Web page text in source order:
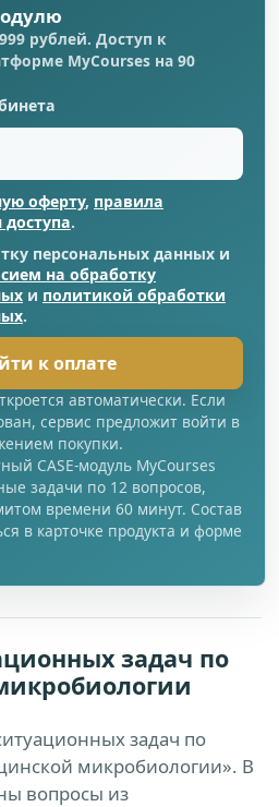
рублей. Доступ к
MyCourses на 90
оферту, правила
доступа.
персональных данных и
на обработку
и политикой обработки
.
к оплате
автоматически. Если
сервис предложит войти в
покупки.
CASE-модуль MyCourses
задачи по 12 вопросов,
времени 60 минут. Состав
в карточке продукта и форме
задач по
задач по
микробиологии». В
вопросы из